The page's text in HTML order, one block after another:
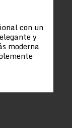
con un
y
moderna